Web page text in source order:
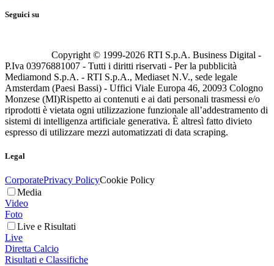
Seguici su
Copyright © 1999-2026 RTI S.p.A. Business Digital -
P.Iva 03976881007 - Tutti i diritti riservati - Per la pubblicità
Mediamond S.p.A. - RTI S.p.A., Mediaset N.V., sede legale
Amsterdam (Paesi Bassi) - Uffici Viale Europa 46, 20093 Cologno
Monzese (MI)Rispetto ai contenuti e ai dati personali trasmessi e/o
riprodotti è vietata ogni utilizzazione funzionale all’addestramento di
sistemi di intelligenza artificiale generativa. È altresì fatto divieto
espresso di utilizzare mezzi automatizzati di data scraping.
Legal
CorporatePrivacy PolicyCookie Policy
Media
Video
Foto
Live e Risultati
Live
Diretta Calcio
Risultati e Classifiche